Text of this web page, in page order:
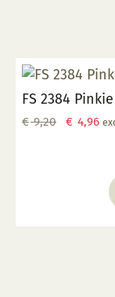
FS 2384
€9,20 € 4,96
€